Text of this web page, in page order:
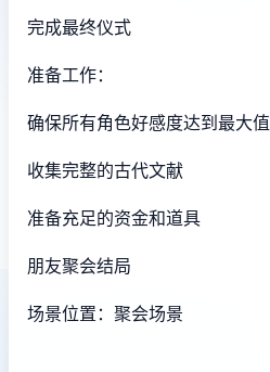
完成最终仪式
准备工作：
确保所有角色好感度达到最大值
收集完整的古代文献
准备充足的资金和道具
朋友聚会结局
场景位置：聚会场景